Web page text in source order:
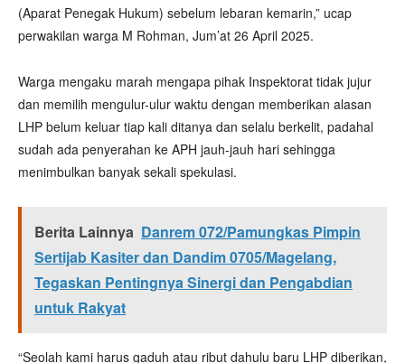
(Aparat Penegak Hukum) sebelum lebaran kemarin,” ucap
perwakilan warga M Rohman, Jum’at 26 April 2025.
Warga mengaku marah mengapa pihak Inspektorat tidak jujur
dan memilih mengulur-ulur waktu dengan memberikan alasan
LHP belum keluar tiap kali ditanya dan selalu berkelit, padahal
sudah ada penyerahan ke APH jauh-jauh hari sehingga
menimbulkan banyak sekali spekulasi.
Berita Lainnya Danrem 072/Pamungkas Pimpin
Sertijab Kasiter dan Dandim 0705/Magelang,
Tegaskan Pentingnya Sinergi dan Pengabdian
untuk Rakyat
“Seolah kami harus gaduh atau ribut dahulu baru LHP diberikan,